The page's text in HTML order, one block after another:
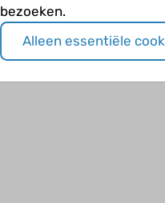
bezoeken.
Alleen essentiële